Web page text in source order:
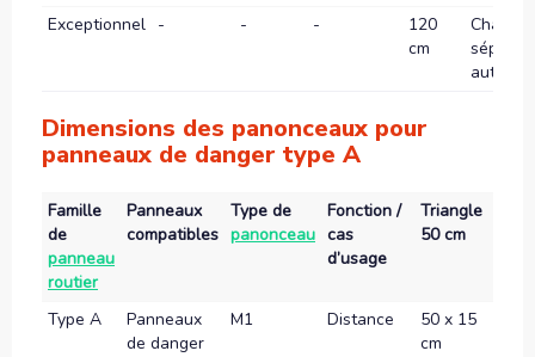
Exceptionnel - - -
120
cm
Dimensions des panonceaux pour
panneaux de danger type A
Famille
de
panneau
routier
Panneaux
compatibles
Type de
panonceau
Fonction /
cas
d’usage
Triangle
50 cm
Type A
Panneaux
de danger
M1 Distance
50 x 15
cm